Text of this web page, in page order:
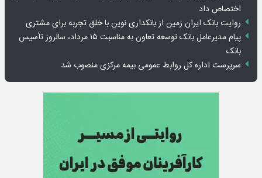
اختصاص داد
روایت بانک ایران زمین از بانکداری نوین با خلق تجربه برای مشتری
پیام مدیرعامل بانک توسعه تعاون به مناسبت ۱۵ مرداد، سالروز تأسیس
بانک
سرپرست اداره کل روابط عمومی بیمه مرکزی منصوب شد